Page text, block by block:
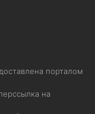
порталом
на